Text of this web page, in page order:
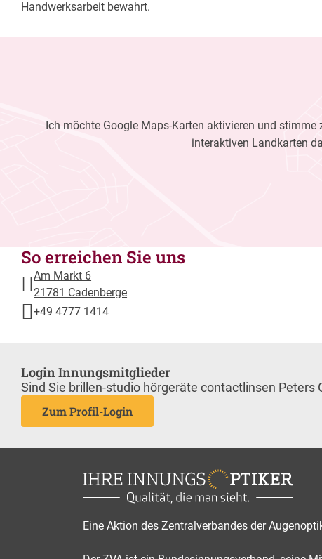
Handwerksarbeit bewahrt.
Ich möchte Google Maps-Karten aktivieren und
interaktiven Landkarten
So erreichen Sie uns
Am Markt 6
21781 Cadenberge
+49 4777 1414
Login Innungsmitglieder
Sind Sie brillen-studio hörgeräte contactlinsen Peters
Zum Profil-Login
Eine Aktion des Zentralverbandes der